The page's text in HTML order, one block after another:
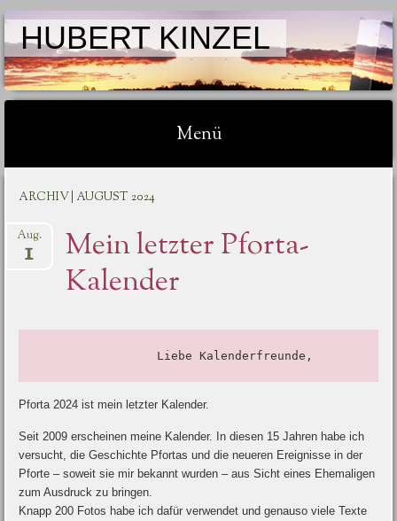
HUBERT KINZEL
Menü
ARCHIV | AUGUST 2024
Mein letzter Pforta-
Kalender
Aug.
1
                 Liebe Kalenderfreunde,
Pforta 2024 ist mein letzter Kalender.
Seit 2009 erscheinen meine Kalender. In diesen 15 Jahren habe ich
versucht, die Geschichte Pfortas und die neueren Ereignisse in der
Pforte – soweit sie mir bekannt wurden – aus Sicht eines Ehemaligen
zum Ausdruck zu bringen.
Knapp 200 Fotos habe ich dafür verwendet und genauso viele Texte